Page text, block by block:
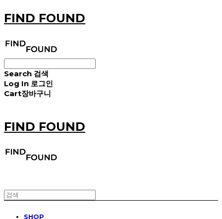
FIND FOUND
Search 검색
Log In 로그인
Cart장바구니
FIND FOUND
SHOP